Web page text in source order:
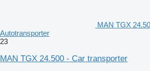
MAN TGX
Autotransporter
23
MAN TGX 24.500 - Car transporter